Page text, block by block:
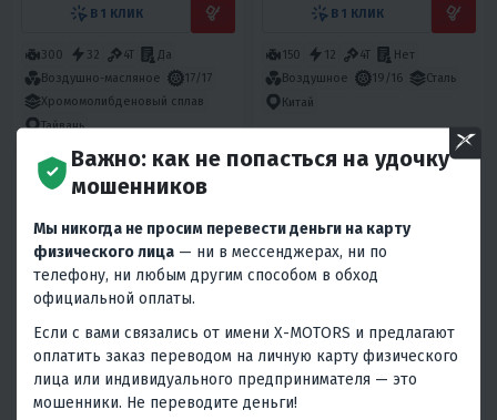
В 1 КЛИК
300 32 4T
Да
Воздушно-масляное
17/17
Хромомолибденовый сплав
Тайвань
В 1 КЛИК
150 12 4T
Нет
Воздушное
19/16
Сталь
Китай
4.9 0
ПИТБАЙК “K3” ZIP MOTORS
66 950 ₽
3 0
ПИТБАЙК КАЙО TT160 17/14
KRZ (МЕХАН. СЦЕПЛ.,
КИКСТАРТЕР 2022 Г.)
100 990 ₽
Важно: как не попасться на удочку
мошенников
Мы никогда не просим перевести деньги на карту
физического лица — ни в мессенджерах, ни по
телефону, ни любым другим способом в обход
официальной оплаты.
Если с вами связались от имени X-MOTORS и предлагают
оплатить заказ переводом на личную карту физического
лица или индивидуального предпринимателя — это
мошенники. Не переводите деньги!